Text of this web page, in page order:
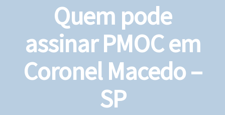
Quem pode
assinar PMOC em
Coronel Macedo –
SP